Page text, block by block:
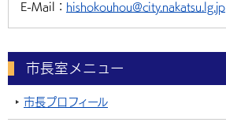
E-Mail： hishokouhou@city.nakatsu.lg.jp
市長室メニュー
市長プロフィール